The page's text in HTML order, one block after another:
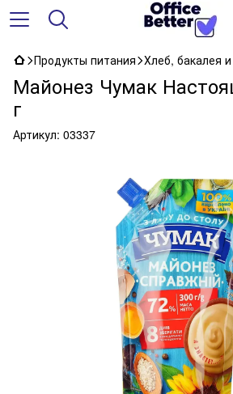
Продукты питания Хлеб, бакалея
Майонез Чумак
г
Артикул: 03337